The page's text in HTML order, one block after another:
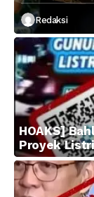
Redaksi
HOAKS]
Proyek